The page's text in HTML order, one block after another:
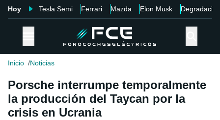
Hoy Tesla Semi Ferrari Mazda Elon Musk Degradación
Inicio Noticias
Porsche interrumpe temporalmente
la producción del Taycan por la
crisis en Ucrania